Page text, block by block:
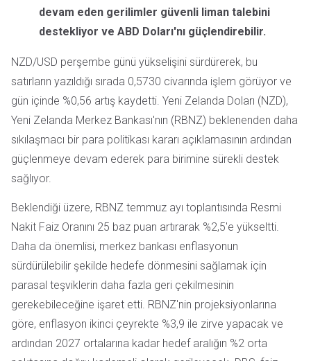
devam eden gerilimler güvenli liman talebini
destekliyor ve ABD Doları'nı güçlendirebilir.
NZD/USD perşembe günü yükselişini sürdürerek, bu
satırların yazıldığı sırada 0,5730 civarında işlem görüyor ve
gün içinde %0,56 artış kaydetti. Yeni Zelanda Doları (NZD),
Yeni Zelanda Merkez Bankası'nın (RBNZ) beklenenden daha
sıkılaşmacı bir para politikası kararı açıklamasının ardından
güçlenmeye devam ederek para birimine sürekli destek
sağlıyor.
Beklendiği üzere, RBNZ temmuz ayı toplantısında Resmi
Nakit Faiz Oranını 25 baz puan artırarak %2,5'e yükseltti.
Daha da önemlisi, merkez bankası enflasyonun
sürdürülebilir şekilde hedefe dönmesini sağlamak için
parasal teşviklerin daha fazla geri çekilmesinin
gerekebileceğine işaret etti. RBNZ'nin projeksiyonlarına
göre, enflasyon ikinci çeyrekte %3,9 ile zirve yapacak ve
ardından 2027 ortalarına kadar hedef aralığın %2 orta